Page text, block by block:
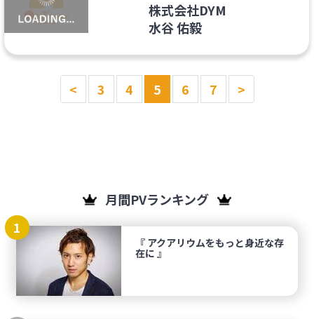
株式会社DYM
水谷 佑毅
< 3 4 5 6 7 >
月間PVランキング
1
『 アクアリウムをもっと身近な存
在に 』